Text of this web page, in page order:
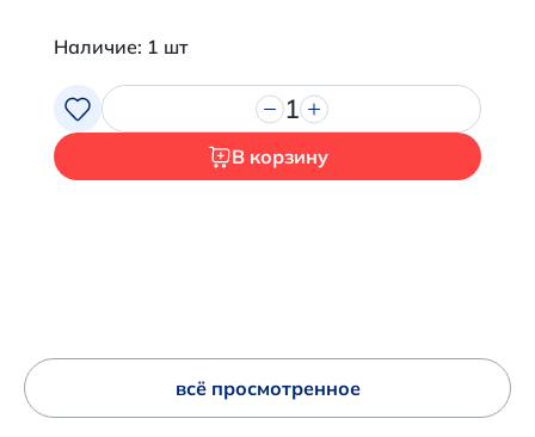
Наличие: 1 шт
1
В корзину
всё просмотренное